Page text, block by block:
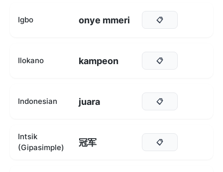
Igbo onye mmeri 📋
Ilokano kampeon 📋
Indonesian juara 📋
Intsik
(Gipasimple)
冠军 📋